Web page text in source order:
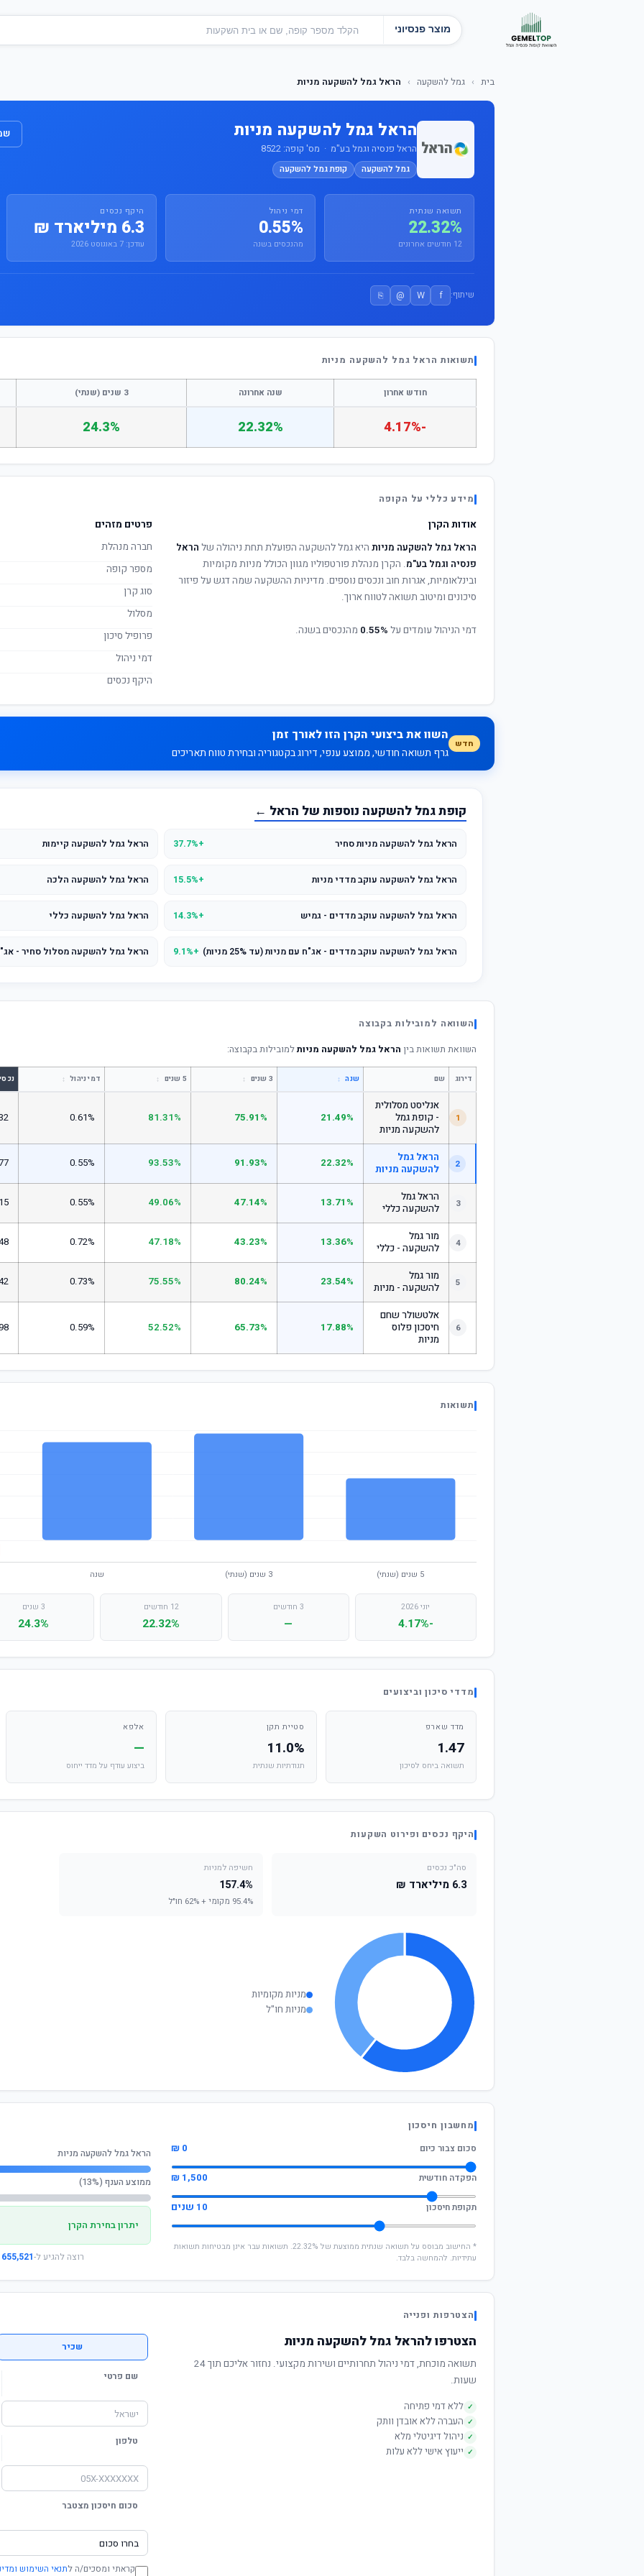
מוצר פנסיוני
בית › גמל להשקעה › הראל גמל להשקעה מניות
הראל גמל להשקעה מניות
הראל פנסיה וגמל בע"מ · מס' קופה: 8522
גמל להשקעה קופת גמל להשקעה
תשואה שנתית
22.32%
12 חודשים אחרונים
דמי ניהול
0.55%
מהנכסים בשנה
היקף נכסים
6.3 מיליארד ₪
עודכן: 7 באוגוסט 2026
שיתוף: f
W
@
⎘
תשואות הראל גמל להשקעה מניות
חודש אחרון שנה אחרונה 3 שנים (שנתי)
-4.17%
22.32%
24.3%
מידע כללי על הקופה
אודות הקרן
הראל גמל להשקעה מניות היא גמל להשקעה הפועלת תחת ניהולה של הראל
פנסיה וגמל בע"מ. הקרן מנהלת פורטפוליו מגוון הכולל מניות מקומיות
ובינלאומיות, אגרות חוב ונכסים נוספים. מדיניות ההשקעה שמה דגש על פיזור
סיכונים ומיטוב תשואה לטווח ארוך.
דמי הניהול עומדים על 0.55% מהנכסים בשנה.
פרטים מזהים
חברה מנהלת
מספר קופה
סוג קרן
מסלול
פרופיל סיכון
דמי ניהול
היקף נכסים
חדש
השוו את ביצועי הקרן הזו לאורך זמן
גרף תשואה חודשי, ממוצע ענפי, דירוג בקטגוריה ובחירת טווח תאריכים
קופת גמל להשקעה נוספות של הראל ←
הראל גמל להשקעה מניות סחיר +37.7% הראל גמל להשקעה קיימות
הראל גמל להשקעה עוקב מדדי מניות +15.5% הראל גמל להשקעה הלכה
הראל גמל להשקעה עוקב מדדים - גמיש +14.3% הראל גמל להשקעה כללי
הראל גמל להשקעה עוקב מדדים - אג"ח עם מניות (עד 25% מניות) +9.1% הראל גמל להשקעה מסלול סחיר - אג"ח עם
השוואה למובילות בקבוצה
השוואת תשואות בין הראל גמל להשקעה מניותלמובילות בקבוצה:
דירוג שם שנה ↕ 3 שנים ↕ 5 שנים ↕ דמי ניהול ↕
1
אנליסט מסלולית
- קופת גמל
להשקעה מניות
21.49%
75.91%
81.31%
0.61%
2
הראל גמל
להשקעה מניות
22.32%
91.93%
93.53%
0.55%
3
הראל גמל
להשקעה כללי
13.71%
47.14%
49.06%
0.55%
4
מור גמל
להשקעה - כללי
13.36%
43.23%
47.18%
0.72%
5
מור גמל
להשקעה - מניות
23.54%
80.24%
75.55%
0.73%
6
אלטשולר שחם
חיסכון פלוס
מניות
17.88%
65.73%
52.52%
0.59%
תשואות
יוני 2026
-4.17%
3 חודשים
—
12 חודשים
22.32%
3 שנים
24.3%
מדדי סיכון וביצועים
מדד שארפ
1.47
תשואה ביחס לסיכון
סטיית תקן
11.0%
תנודתיות שנתית
אלפא
—
ביצוע עודף על מדד ייחוס
היקף נכסים ופירוט השקעות
סה"כ נכסים
6.3 מיליארד ₪
חשיפה למניות
157.4%
95.4% מקומי + 62% חו"ל
מניות מקומיות
מניות חו"ל
מחשבון חיסכון
סכום צבור כיום
0 ₪
הפקדה חודשית 1,500 ₪
תקופת חיסכון 10 שנים
* החישוב מבוסס על תשואה שנתית ממוצעת של 22.32%. תשואות עבר אינן מבטיחות תשואות
עתידיות. להמחשה בלבד.
הראל גמל להשקעה מניות
ממוצע הענף (13%)
יתרון בחירת הקרן
רוצה להגיע ל-655,521 ₪
הצטרפות ופנייה
הצטרפו להראל גמל להשקעה מניות
תשואה מוכחת, דמי ניהול תחרותיים ושירות מקצועי. נחזור אליכם תוך 24
שעות.
✓ ללא דמי פתיחה
✓ העברה ללא אובדן וותק
✓ ניהול דיגיטלי מלא
✓ ייעוץ אישי ללא עלות
שכיר
שם פרטי
טלפון
סכום חיסכון מצטבר
קראתי ומסכים/ה לתנאי השימוש